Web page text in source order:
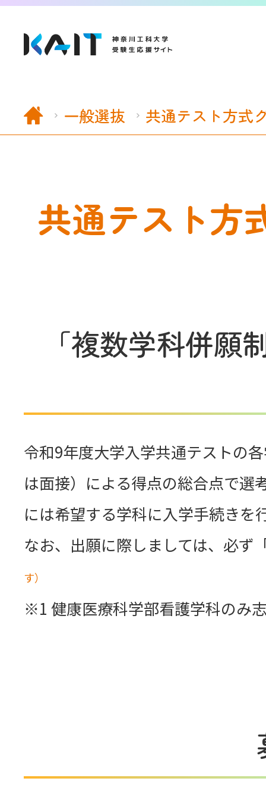
オープンキャンパス
インターネット出願
入試案内
入試FAQ／お問い合わせ
・総合型選抜
・学校推薦型選抜
・一般選抜
一般選抜 共通テスト方式
共通テスト方
「複数学科併願
令和9年度大学入学共通テストの
は面接）による得点の総合点で選
には希望する学科に入学手続きを
なお、出願に際しましては、必ず
す）
1 健康医療科学部看護学科のみ